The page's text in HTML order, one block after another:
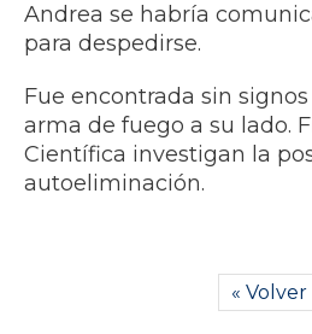
Andrea se habría
para despedirse.
Fue encontrada sin
arma de fuego a su lado.
Científica investigan la
autoeliminación.
« Volver